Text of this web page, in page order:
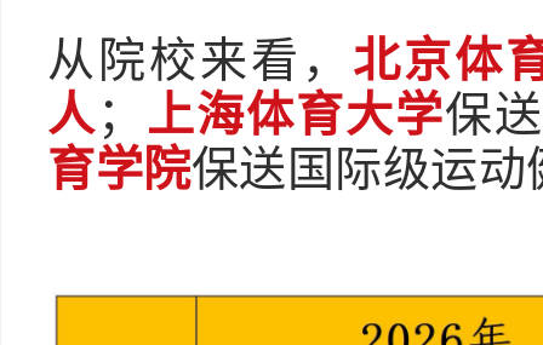
从院校来看， 北京体
人； 上海体育大学保
育学院保送国际级运动